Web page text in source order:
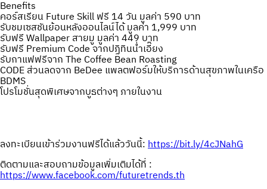
Benefits
คอร์สเรียน Future Skill ฟรี 14 วัน มูลค่า 590 บาท
รับชมเซสชันย้อนหลังออนไลน์ได้ มูลค่า 1,999 บาท
รับฟรี Wallpaper สายมู มูลค่า 449 บาท
รับฟรี Premium Code จากปฏิทินน่ำเอี๊ยง
รับกาแฟฟรีจาก The Coffee Bean Roasting
CODE ส่วนลดจาก BeDee แพลตฟอร์มให้บริการด้านสุขภาพในเครือ
BDMS
โปรโมชั่นสุดพิเศษจากบูธต่างๆ ภายในงาน
ลงทะเบียนเข้าร่วมงานฟรีได้แล้ววันนี้:https://bit.ly/4cJNahG
ติดตามและสอบถามข้อมูลเพิ่มเติมได้ที่ :
https://www.facebook.com/futuretrends.th